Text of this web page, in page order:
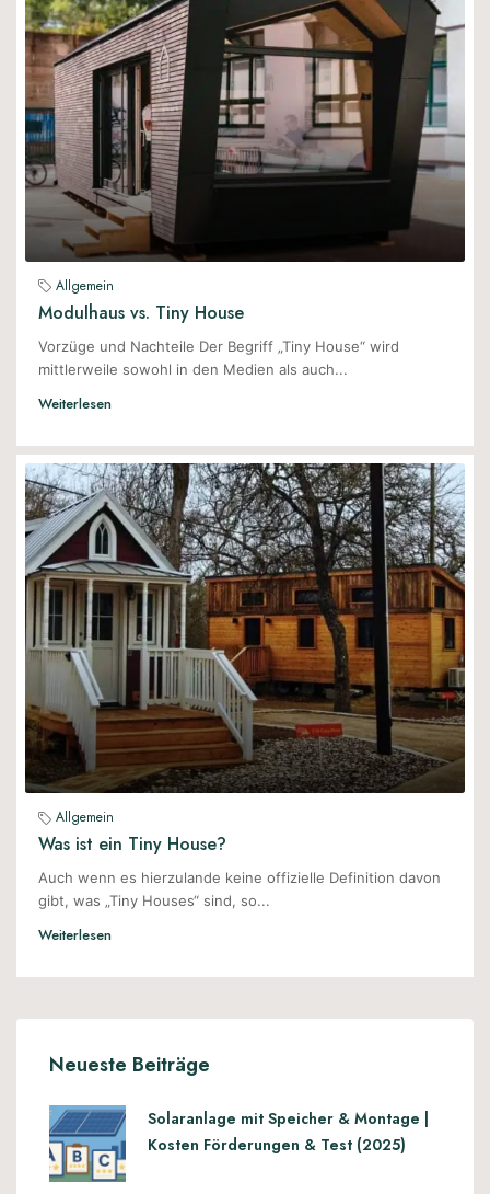
Allgemein
Modulhaus vs. Tiny House
Vorzüge und Nachteile Der Begriff „Tiny House“ wird
mittlerweile sowohl in den Medien als auch...
Weiterlesen
Allgemein
Was ist ein Tiny House?
Auch wenn es hierzulande keine offizielle Definition davon
gibt, was „Tiny Houses“ sind, so...
Weiterlesen
Neueste Beiträge
Solaranlage mit Speicher & Montage |
Kosten Förderungen & Test (2025)